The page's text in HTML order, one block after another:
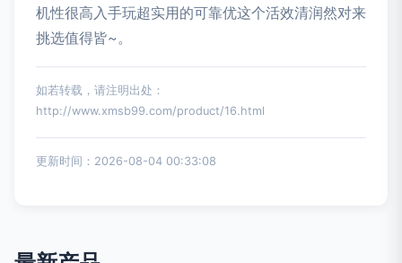
机性很高入手玩超实用的可靠优这个活效清润然对来
挑选值得皆~。
如若转载，请注明出处：
http://www.xmsb99.com/product/16.html
更新时间：2026-08-04 00:33:08